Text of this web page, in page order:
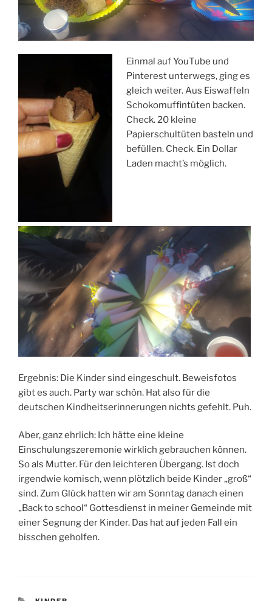
Einmal auf YouTube und
Pinterest unterwegs, ging es
gleich weiter. Aus Eiswaffeln
Schokomuffintüten backen.
Check. 20 kleine
Papierschultüten basteln und
befüllen. Check. Ein Dollar
Laden macht’s möglich.
Ergebnis: Die Kinder sind eingeschult. Beweisfotos
gibt es auch. Party war schön. Hat also für die
deutschen Kindheitserinnerungen nichts gefehlt. Puh.
Aber, ganz ehrlich: Ich hätte eine kleine
Einschulungszeremonie wirklich gebrauchen können.
So als Mutter. Für den leichteren Übergang. Ist doch
irgendwie komisch, wenn plötzlich beide Kinder „groß“
sind. Zum Glück hatten wir am Sonntag danach einen
„Back to school“ Gottesdienst in meiner Gemeinde mit
einer Segnung der Kinder. Das hat auf jeden Fall ein
bisschen geholfen.